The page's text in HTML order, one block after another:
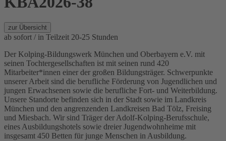
zur Übersicht
ab sofort / in Teilzeit 20-25 Stunden
Der Kolping-Bildungswerk München und Oberbayern e.V. mit
seinen Tochtergesellschaften ist mit seinen rund 420
Mitarbeiter*innen einer der großen Bildungsträger. Schwerpunkte
unserer Arbeit sind die berufliche Förderung von Jugendlichen und
jungen Erwachsenen sowie die berufliche Fort- und Weiterbildung.
Unsere Standorte befinden sich in der Stadt sowie im Landkreis
München und den angrenzenden Landkreisen Bad Tölz, Freising
und Miesbach. Wir sind Träger der Adolf-Kolping-Berufsschule,
eines Ausbildungshotels sowie dreier Jugendwohnheime mit
insgesamt 450 Betten für junge Menschen in Ausbildung.